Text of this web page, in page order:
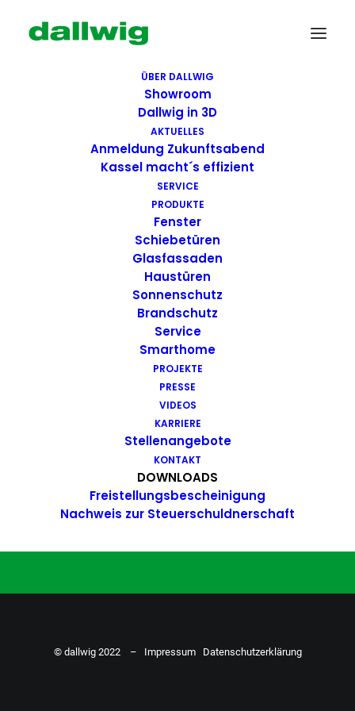
ÜBER DALLWIG
Showroom
Dallwig in 3D
AKTUELLES
Anmeldung Zukunftsabend
Kassel macht´s effizient
SERVICE
PRODUKTE
Fenster
Schiebetüren
Glasfassaden
Haustüren
Sonnenschutz
Brandschutz
Service
Smarthome
PROJEKTE
PRESSE
VIDEOS
KARRIERE
Stellenangebote
KONTAKT
DOWNLOADS
Freistellungsbescheinigung
Nachweis zur Steuerschuldnerschaft
Wir suchen Dich!
Dallwig bietet
Perspektive
Du hast Bock auf einen Job mit
Action. Bewirb dich ganz einfach
ZU DEN STELLENANGEBOTEN
© dallwig 2022 – Impressum Datenschutzerklärung